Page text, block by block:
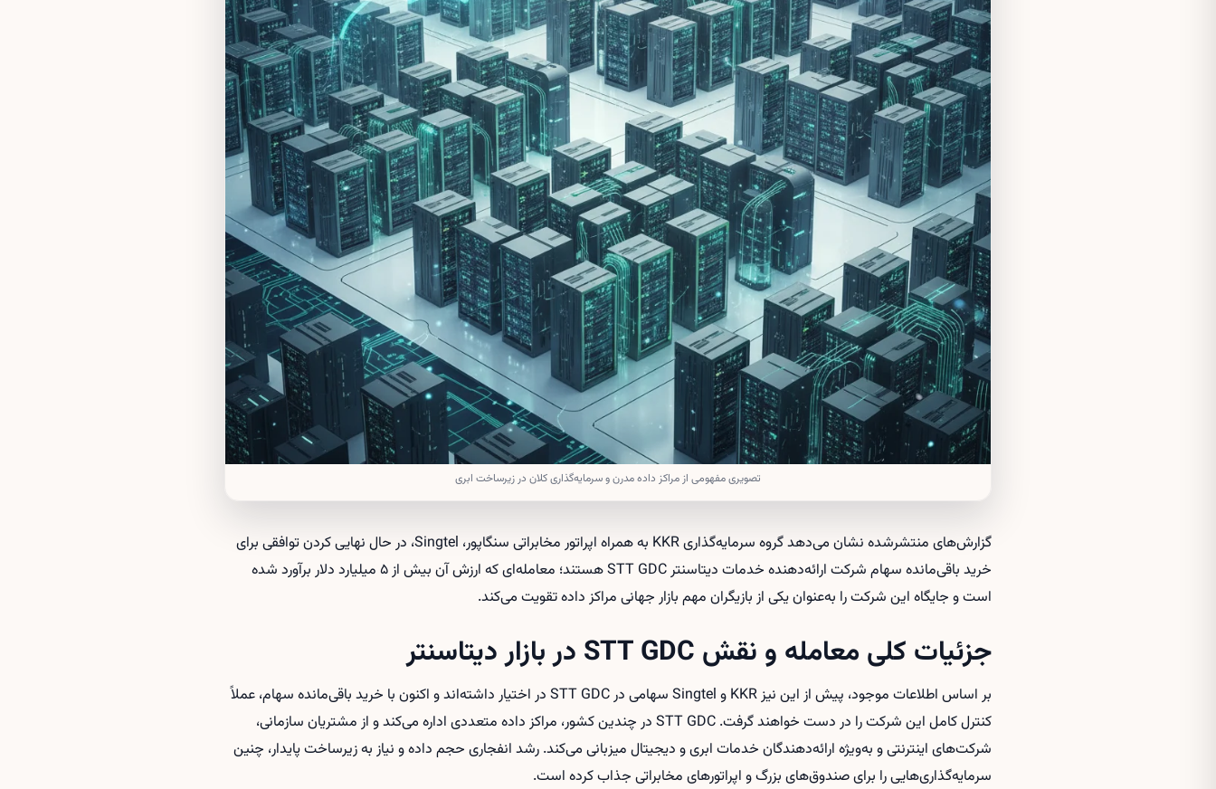
تصویری مفهومی از مراکز داده مدرن و سرمایه‌گذاری کلان در زیرساخت ابری
گزارش‌های منتشرشده نشان می‌دهد گروه سرمایه‌گذاری KKR به همراه اپراتور مخابراتی سنگاپور، Singtel، در حال نهایی‌ کردن توافقی برای
خرید باقی‌مانده سهام شرکت ارائه‌دهنده خدمات دیتاسنتر STT GDC هستند؛ معامله‌ای که ارزش آن بیش از ۵ میلیارد دلار برآورد شده
است و جایگاه این شرکت را به‌عنوان یکی از بازیگران مهم بازار جهانی مراکز داده تقویت می‌کند.
جزئیات کلی معامله و نقش STT GDC در بازار دیتاسنتر
بر اساس اطلاعات موجود، پیش از این نیز KKR و Singtel سهامی در STT GDC در اختیار داشته‌اند و اکنون با خرید باقی‌مانده سهام، عملاً
کنترل کامل این شرکت را در دست خواهند گرفت. STT GDC در چندین کشور، مراکز داده متعددی اداره می‌کند و از مشتریان سازمانی،
شرکت‌های اینترنتی و به‌ویژه ارائه‌دهندگان خدمات ابری و دیجیتال میزبانی می‌کند. رشد انفجاری حجم داده و نیاز به زیرساخت پایدار، چنین
سرمایه‌گذاری‌هایی را برای صندوق‌های بزرگ و اپراتورهای مخابراتی جذاب کرده است.